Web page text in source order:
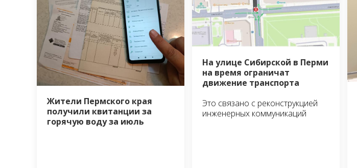
Жители Пермского края
получили квитанции за
горячую воду за июль
На улице Сибирской в Перми
на время ограничат
движение транспорта
Это связано с реконструкцией
инженерных коммуникаций